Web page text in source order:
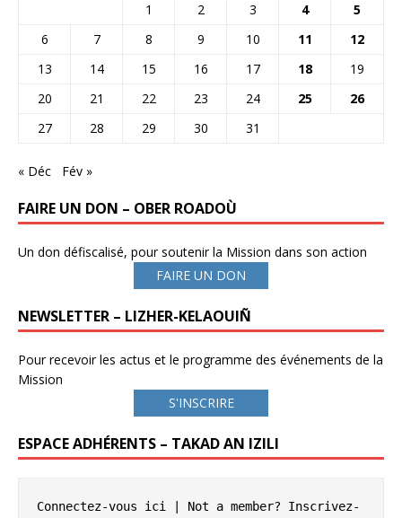
1
2 3 4
5
6
7 8 9 10 11
12
13
14 15 16 17 18
19
20
21 22 23 24 25
26
27
28 29 30 31
« Déc Fév »
FAIRE UN DON – OBER ROADOÙ
Un don défiscalisé, pour soutenir la Mission dans son action
FAIRE UN DON
NEWSLETTER – LIZHER-KELAOUIÑ
Pour recevoir les actus et le programme des événements de la
Mission
S'INSCRIRE
ESPACE ADHÉRENTS – TAKAD AN IZILI
Connectez-vous ici | Not a member? Inscrivez-